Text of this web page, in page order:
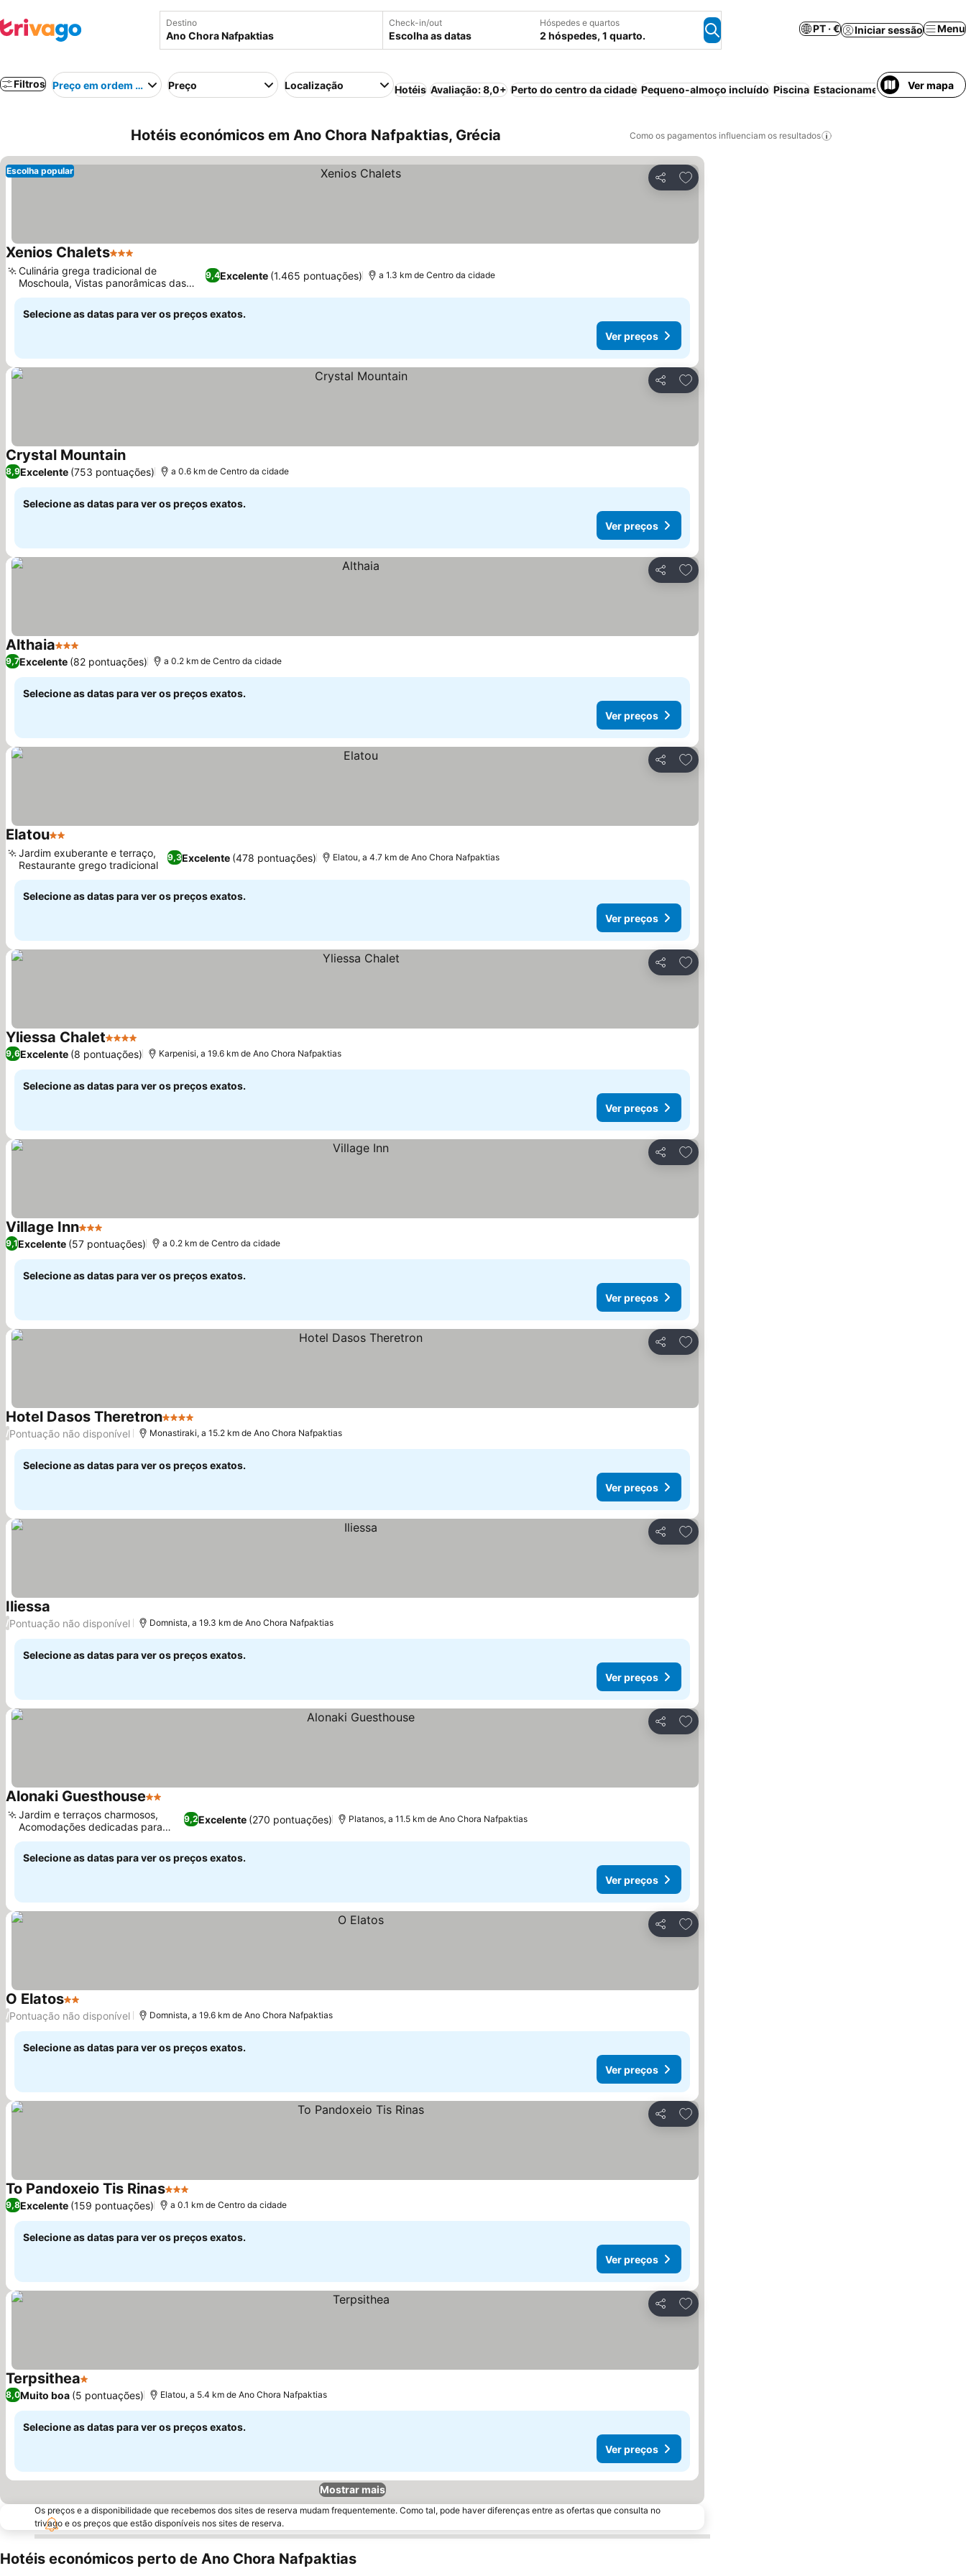
Destino Check-in/out
Escolha as datas
Hóspedes e quartos
2 hóspedes, 1 quarto.
PT · € Iniciar sessão Menu
Filtros Preço em ordem crescentePreço Localização Hotéis Avaliação: 8,0+ Perto do centro da cidade Pequeno-almoço incluído Piscina Estacionamento Aparthotel
Ver mapa
Hotéis económicos em Ano Chora Nafpaktias, Grécia Como os pagamentos influenciam os resultados
Partilhar
Adicionar aos favoritos
Escolha popular
Xenios Chalets3 Estrelas
9,4Excelente (1.465 pontuações)
Culinária grega tradicional de
Moschoula, Vistas panorâmicas das
montanhas Pindus
a 1.3 km de Centro da cidade
Selecione as datas para ver os preços exatos.
Ver preços
Partilhar
Adicionar aos favoritos
Crystal Mountain
8,9Excelente (753 pontuações) a 0.6 km de Centro da cidade
Selecione as datas para ver os preços exatos.
Ver preços
Partilhar
Adicionar aos favoritos
Althaia3 Estrelas
9,7Excelente (82 pontuações) a 0.2 km de Centro da cidade
Selecione as datas para ver os preços exatos.
Ver preços
Partilhar
Adicionar aos favoritos
Elatou2 Estrelas
9,3Excelente (478 pontuações)
Jardim exuberante e terraço,
Restaurante grego tradicional
Elatou, a 4.7 km de Ano Chora Nafpaktias
Selecione as datas para ver os preços exatos.
Ver preços
Partilhar
Adicionar aos favoritos
Yliessa Chalet4 Estrelas
9,6Excelente (8 pontuações) Karpenisi, a 19.6 km de Ano Chora Nafpaktias
Selecione as datas para ver os preços exatos.
Ver preços
Partilhar
Adicionar aos favoritos
Village Inn3 Estrelas
9,1Excelente (57 pontuações) a 0.2 km de Centro da cidade
Selecione as datas para ver os preços exatos.
Ver preços
Partilhar
Adicionar aos favoritos
Hotel Dasos Theretron4 Estrelas
/Pontuação não disponível Monastiraki, a 15.2 km de Ano Chora Nafpaktias
Selecione as datas para ver os preços exatos.
Ver preços
Partilhar
Adicionar aos favoritos
Iliessa
/Pontuação não disponível Domnista, a 19.3 km de Ano Chora Nafpaktias
Selecione as datas para ver os preços exatos.
Ver preços
Partilhar
Adicionar aos favoritos
Alonaki Guesthouse2 Estrelas
9,2Excelente (270 pontuações)
Jardim e terraços charmosos,
Acomodações dedicadas para
famílias
Platanos, a 11.5 km de Ano Chora Nafpaktias
Selecione as datas para ver os preços exatos.
Ver preços
Partilhar
Adicionar aos favoritos
O Elatos2 Estrelas
/Pontuação não disponível Domnista, a 19.6 km de Ano Chora Nafpaktias
Selecione as datas para ver os preços exatos.
Ver preços
Partilhar
Adicionar aos favoritos
To Pandoxeio Tis Rinas3 Estrelas
9,8Excelente (159 pontuações) a 0.1 km de Centro da cidade
Selecione as datas para ver os preços exatos.
Ver preços
Partilhar
Adicionar aos favoritos
Terpsithea1 Estrelas
8,0Muito boa (5 pontuações) Elatou, a 5.4 km de Ano Chora Nafpaktias
Selecione as datas para ver os preços exatos.
Ver preços
Mostrar mais
Os preços e a disponibilidade que recebemos dos sites de reserva mudam frequentemente. Como tal, pode haver diferenças entre as ofertas que consulta no
trivago e os preços que estão disponíveis nos sites de reserva.
Hotéis económicos perto de Ano Chora Nafpaktias